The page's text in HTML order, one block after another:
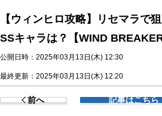
【ウィンヒロ攻略】リセマラで
SSキャラは？【WIND
公開日時：2025年03月13日(木) 12:30
最終更新：2025年03月13日(木) 12:20
前へ 記事はこちら